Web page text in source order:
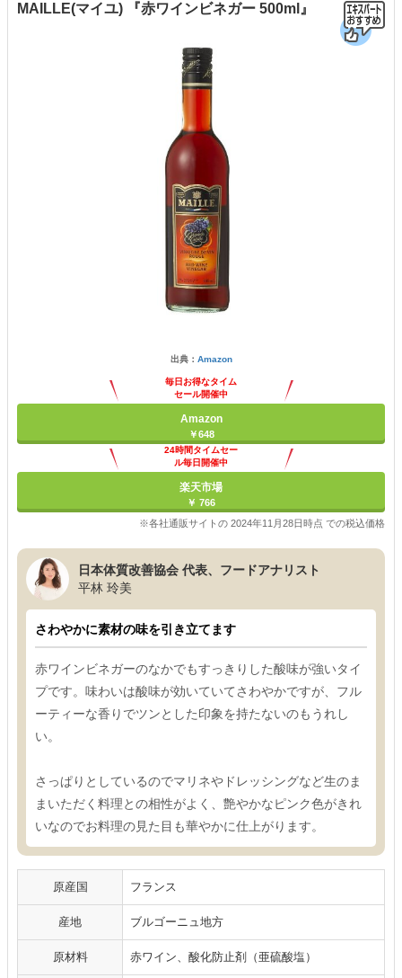
MAILLE(マイユ) 『赤ワインビネガー 500ml』
出典： Amazon
毎日お得なタイム
セール開催中
Amazon
￥648
24時間タイムセー
ル毎日開催中
楽天市場
￥ 766
※各社通販サイトの 2024年11月28日時点 での税込価格
日本体質改善協会 代表、フードアナリスト
平林 玲美
さわやかに素材の味を引き立てます
赤ワインビネガーのなかでもすっきりした酸味が強いタイ
プです。味わいは酸味が効いていてさわやかですが、フル
ーティーな香りでツンとした印象を持たないのもうれし
い。
さっぱりとしているのでマリネやドレッシングなど生のま
まいただく料理との相性がよく、艶やかなピンク色がきれ
いなのでお料理の見た目も華やかに仕上がります。
原産国 フランス
産地 ブルゴーニュ地方
原材料 赤ワイン、酸化防止剤（亜硫酸塩）